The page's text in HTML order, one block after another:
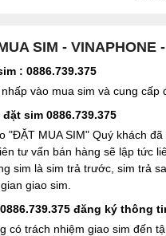
SIM - VINAPHONE
: 0886.739.375
vào mua sim và cung
sim 0886.739.375
"ĐẶT MUA SIM" Quý khách
tư vấn bán hàng sẽ lập tức
sim là sim trả trước, sim trả
giao sim.
đăng ký thông
có trách nhiệm giao sim đến